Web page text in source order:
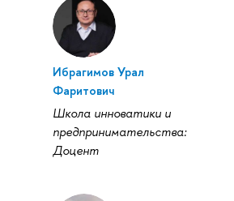
Ибрагимов Урал
Фаритович
Школа инноватики и
предпринимательства:
Доцент